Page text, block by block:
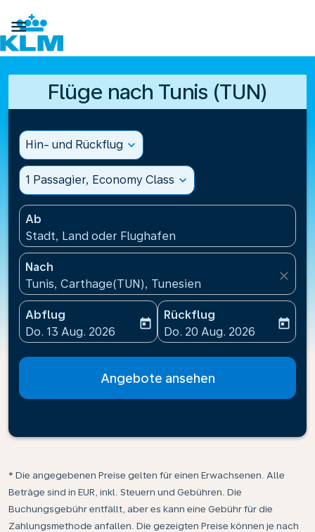

Flüge nach Tunis (TUN)
Hin- und Rückflug expand_more
1 Passagier, Economy Class expand_more
Ab
Stadt, Land oder Flughafen
Nach
Tunis, Carthage(TUN), Tunesien
close
Abflug
fc-booking-departure-date-aria-label
Do. 13 Aug. 2026
today
Rückflug
fc-booking-return-date-
Do. 20 Aug. 2026
today
Angebote ansehen
* Die angegebenen Preise gelten für einen Erwachsenen. Alle
Beträge sind in EUR, inkl. Steuern und Gebühren. Die
Buchungsgebühr entfällt, aber es kann eine Gebühr für die
Zahlungsmethode anfallen. Die gezeigten Preise können je nach